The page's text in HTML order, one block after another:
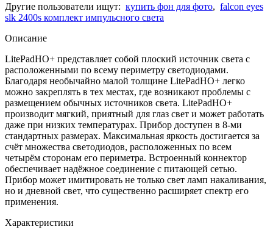
Другие пользователи ищут: купить фон для фото, falcon eyes
slk 2400s комплект импульсного света
Описание
LitePadHO+ представляет собой плоский источник света с
расположенными по всему периметру светодиодами.
Благодаря необычайно малой толщине LitePadHO+ легко
можно закреплять в тех местах, где возникают проблемы с
размещением обычных источников света. LitePadHO+
производит мягкий, приятный для глаз свет и может работать
даже при низких температурах. Прибор доступен в 8-ми
стандартных размерах. Максимальная яркость достигается за
счёт множества светодиодов, расположенных по всем
четырём сторонам его периметра. Встроенный коннектор
обеспечивает надёжное соединение с питающей сетью.
Прибор может имитировать не только свет ламп накаливания,
но и дневной свет, что существенно расширяет спектр его
применения.
Характеристики